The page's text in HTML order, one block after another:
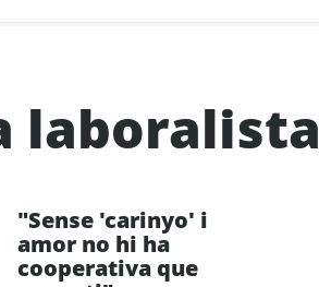
laboralista
"Sense 'carinyo' i
amor no hi ha
cooperativa que